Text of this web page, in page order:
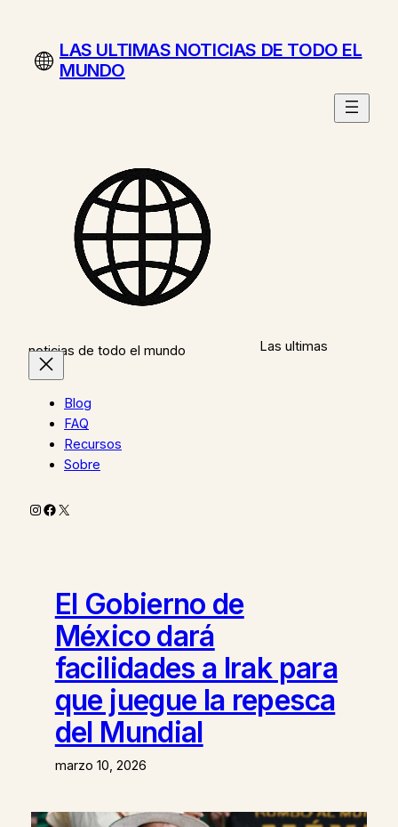
contenidoLAS ULTIMAS NOTICIAS DE TODO EL
MUNDO
Las ultimas
noticias de todo el mundo
Blog
FAQ
Recursos
Sobre
Instagram
Facebook
X
El Gobierno de
México dará
facilidades a Irak para
que juegue la repesca
del Mundial
marzo 10, 2026